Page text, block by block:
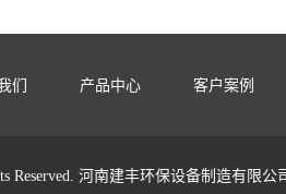
们 产品中心 客户案例
Reserved. 河南建丰环保设备制造有限公